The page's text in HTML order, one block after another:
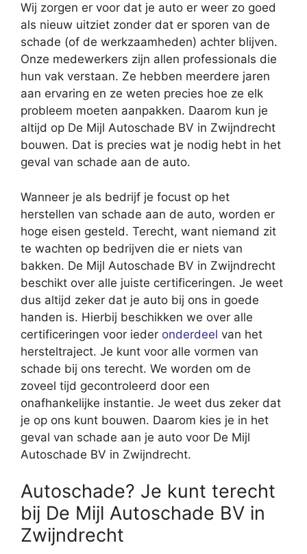
Wij zorgen er voor dat je auto er weer zo goed
als nieuw uitziet zonder dat er sporen van de
schade (of de werkzaamheden) achter blijven.
Onze medewerkers zijn allen professionals die
hun vak verstaan. Ze hebben meerdere jaren
aan ervaring en ze weten precies hoe ze elk
probleem moeten aanpakken. Daarom kun je
altijd op De Mijl Autoschade BV in Zwijndrecht
bouwen. Dat is precies wat je nodig hebt in het
geval van schade aan de auto.
Wanneer je als bedrijf je focust op het
herstellen van schade aan de auto, worden er
hoge eisen gesteld. Terecht, want niemand zit
te wachten op bedrijven die er niets van
bakken. De Mijl Autoschade BV in Zwijndrecht
beschikt over alle juiste certificeringen. Je weet
dus altijd zeker dat je auto bij ons in goede
handen is. Hierbij beschikken we over alle
certificeringen voor ieder onderdeel van het
hersteltraject. Je kunt voor alle vormen van
schade bij ons terecht. We worden om de
zoveel tijd gecontroleerd door een
onafhankelijke instantie. Je weet dus zeker dat
je op ons kunt bouwen. Daarom kies je in het
geval van schade aan je auto voor De Mijl
Autoschade BV in Zwijndrecht.
Autoschade? Je kunt terecht
bij De Mijl Autoschade BV in
Zwijndrecht